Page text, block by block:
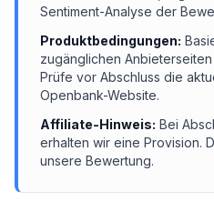
Sentiment-Analyse der
Produktbedingungen:
zugänglichen Anbieterseiten
Prüfe vor Abschluss die
Openbank-Website.
Affiliate-Hinweis: Bei
erhalten wir eine Provision.
unsere Bewertung.